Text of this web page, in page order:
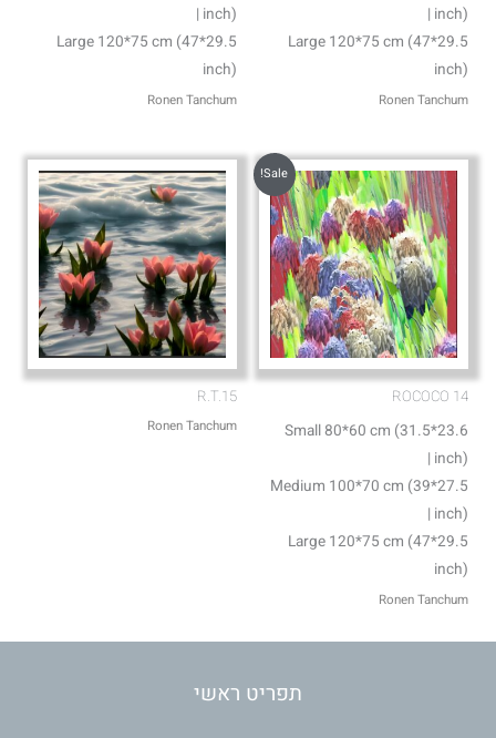
inch) |
Large 120*75 cm (47*29.5
inch)
Ronen Tanchum
inch) |
Large 120*75 cm (47*29.5
inch)
Ronen Tanchum
Sale!
ROCOCO 14
Small 80*60 cm (31.5*23.6
inch) |
Medium 100*70 cm (39*27.5
inch) |
Large 120*75 cm (47*29.5
inch)
Ronen Tanchum
R.T.15
Ronen Tanchum
תפריט ראשי